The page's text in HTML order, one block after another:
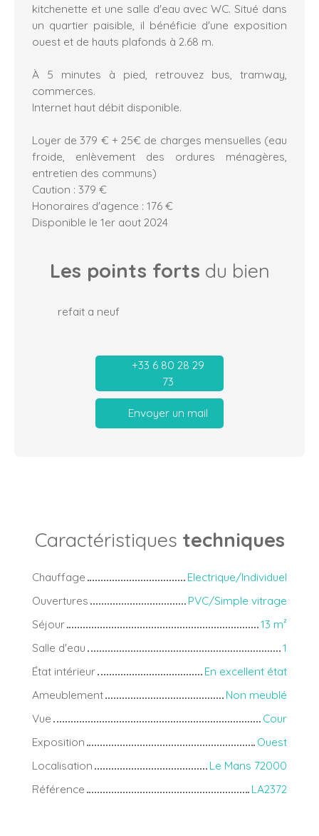
kitchenette et une salle d'eau avec WC. Situé dans
un quartier paisible, il bénéficie d'une exposition
ouest et de hauts plafonds à 2.68 m.
À 5 minutes à pied, retrouvez bus, tramway,
commerces.
Internet haut débit disponible.
Loyer de 379 € + 25€ de charges mensuelles (eau
froide, enlèvement des ordures ménagères,
entretien des communs)
Caution : 379 €
Honoraires d'agence : 176 €
Disponible le 1er aout 2024
Les points forts du bien
refait a neuf
+33 6 80 28 29
73
Envoyer un mail
Caractéristiques techniques
Chauffage
Electrique/Individuel
Ouvertures
PVC/Simple vitrage
Séjour
13 m²
Salle d'eau
1
État intérieur
En excellent état
Ameublement
Non meublé
Vue
Cour
Exposition
Ouest
Localisation
Le Mans 72000
Référence
LA2372